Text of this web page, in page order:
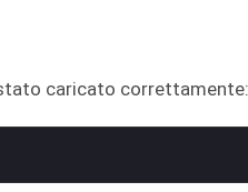
caricato correttamente: